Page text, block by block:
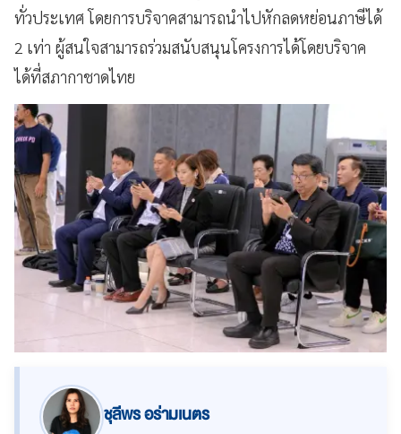
ทั่วประเทศ โดยการบริจาคสามารถนำไปหักลดหย่อนภาษีได้
2 เท่า ผู้สนใจสามารถร่วมสนับสนุนโครงการได้โดยบริจาค
ได้ที่สภากาชาดไทย
ชุลีพร อร่ามเนตร